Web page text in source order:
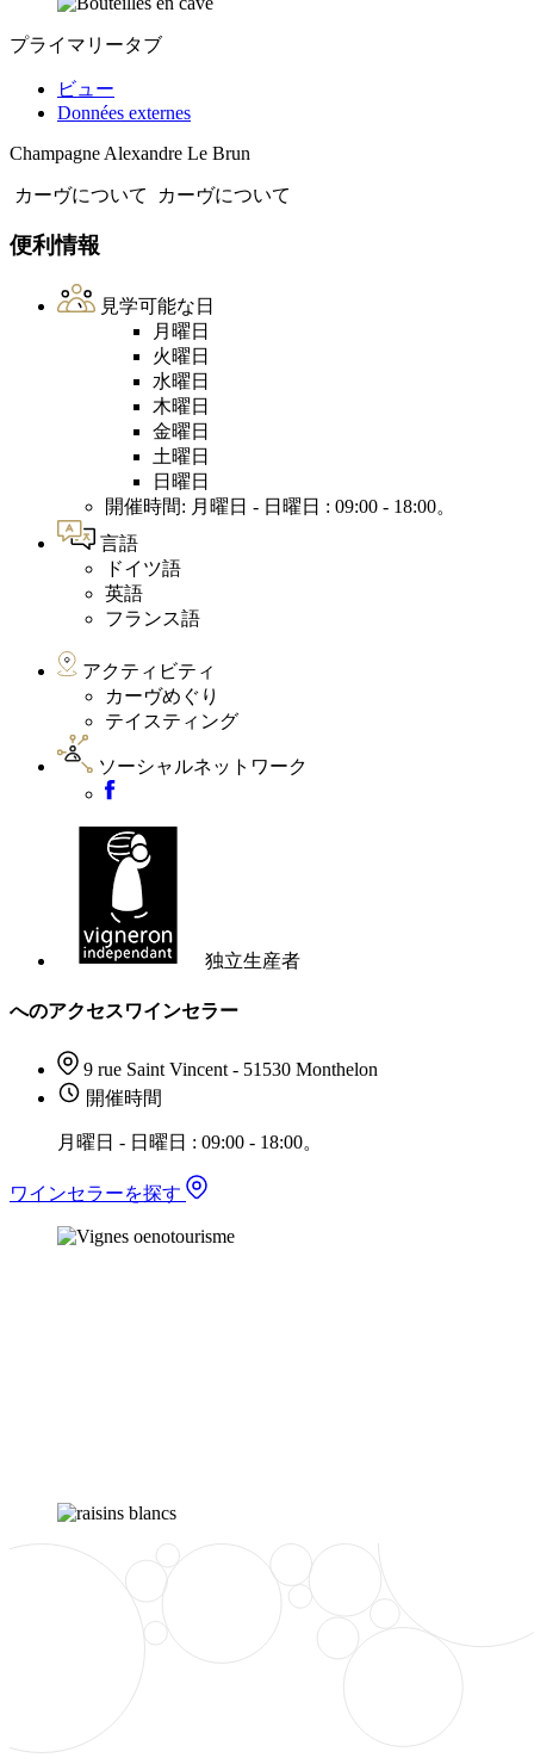
プライマリータブ
ビュー
Données externes
Champagne Alexandre Le Brun
カーヴについて カーヴについて
便利情報
見学可能な日
月曜日
火曜日
水曜日
木曜日
金曜日
土曜日
日曜日
開催時間: 月曜日 - 日曜日 : 09:00 - 18:00。
言語
ドイツ語
英語
フランス語
アクティビティ
カーヴめぐり
テイスティング
ソーシャルネットワーク
独立生産者
へのアクセスワインセラー
9 rue Saint Vincent - 51530 Monthelon
開催時間
月曜日 - 日曜日 : 09:00 - 18:00。
ワインセラーを探す